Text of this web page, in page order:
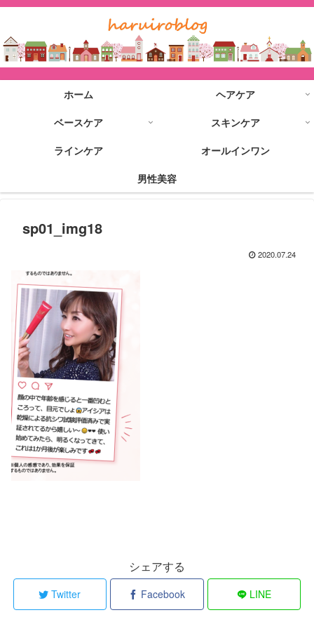
ホーム
ヘアケア
ベースケア
スキンケア
ラインケア
オールインワン
男性美容
sp01_img18
2020.07.24
シェアする
Twitter Facebook LINE